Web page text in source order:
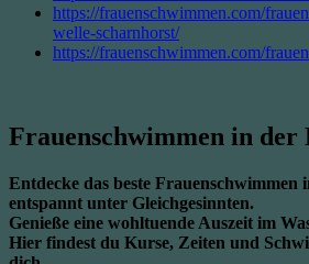
https://frauenschwimmen.com/
welle-scharnhorst/
https://frauenschwimmen.com/
Frauenschwimmen in der
Entdecke das beste Frauenschwimmen
entspannt unter Gleichgesinnten.
Genieße eine wohltuende Auszeit im
Hier findest du Kurse, Zeiten und